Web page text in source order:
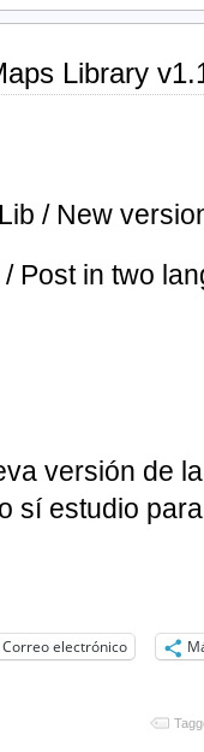
Library
/ New
Post in two
versión de
sí estudio
Correo electrónico